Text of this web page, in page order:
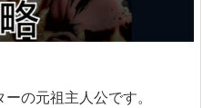
の元祖主人公です。